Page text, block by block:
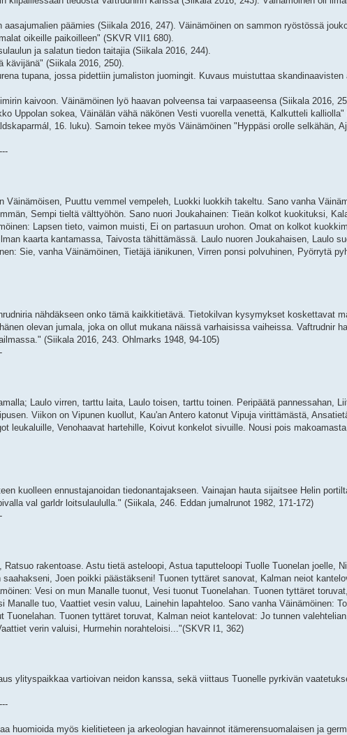
päämies (Siikala 2016, 247). Väinämöinen on sammon ryöstössä
oikeille paikoilleen" (SKVR VII1 680).
ja salatun tiedon taitajia (Siikala 2016, 244).
(Siikala 2016, 250).
tupana, jossa pidettiin jumaliston juomingit. Kuvaus muistuttaa skandinaavisten
kaivoon. Väinämöinen lyö haavan polveensa tai varpaaseensa (Siikala 2016,
Uppolan sokea, Väinälän vähä näkönen Vesti vuorella venettä, Kalkutteli kalliolla"
16. luku). Samoin tekee myös Väinämöinen "Hyppäsi orolle selkähän,
Puuttu vemmel vempeleh, Luokki luokkih takeltu. Sano vanha
Sempi tieltä välttyöhön. Sano nuori Joukahainen: Tieän kolkot kuokituksi,
Lapsen tieto, vaimon muisti, Ei on partasuun urohon. Omat on kolkot
kaarta kantamassa, Taivosta tähittämässä. Laulo nuoren Joukahaisen, Laulo
Sie, vanha Väinämöinen, Tietäjä iänikunen, Virren ponsi polvuhinen, Pyörrytä
nähdäkseen onko tämä kaikkitietävä. Tietokilvan kysymykset koskettavat
olevan jumala, joka on ollut mukana näissä varhaisissa vaiheissa. Vaftrudnir
(Siikala 2016, 243. Ohlmarks 1948, 94-105)
Laulo virren, tarttu laita, Laulo toisen, tarttu toinen. Peripäätä pannessahan,
Viikon on Vipunen kuollut, Kau'an Antero katonut Vipuja virittämästä,
leukaluille, Venohaavat hartehille, Koivut konkelot sivuille. Nousi pois
kuolleen ennustajanoidan tiedonantajakseen. Vainajan hauta sijaitsee Helin
val garldr loitsulaululla." (Siikala, 246. Eddan jumalrunot 1982, 171-172)
rakentoase. Astu tietä asteloopi, Astua taputteloopi Tuolle Tuonelan joelle,
Joen poikki päästäkseni! Tuonen tyttäret sanovat, Kalman neiot
Vesi on mun Manalle tuonut, Vesi tuonut Tuonelahan. Tuonen tyttäret
tuo, Vaattiet vesin valuu, Lainehin lapahteloo. Sano vanha Väinämöinen:
Tuonen tyttäret toruvat, Kalman neiot kantelovat: Jo tunnen
verin valuisi, Hurmehin norahteloisi..."(SKVR I1, 362)
ylityspaikkaa vartioivan neidon kanssa, sekä viittaus Tuonelle pyrkivän
huomioida myös kielitieteen ja arkeologian havainnot itämerensuomalaisen ja